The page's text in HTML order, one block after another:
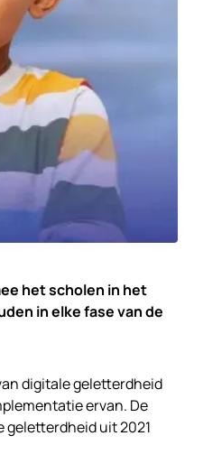
het scholen in het
in elke fase van de
digitale geletterdheid
ervan. De
geletterdheid uit 2021